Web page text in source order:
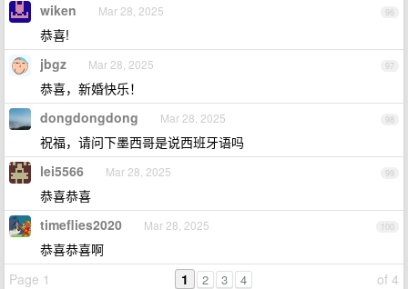
96
wiken Mar 28, 2025
恭喜!
97
jbgz Mar 28, 2025
恭喜，新婚快乐！
98
dongdongdong Mar 28, 2025
祝福，请问下墨西哥是说西班牙语吗
99
lei5566 Mar 28, 2025
恭喜恭喜
100
timeflies2020 Mar 28, 2025
恭喜恭喜啊
Page 1
of 4
1 2 3 4